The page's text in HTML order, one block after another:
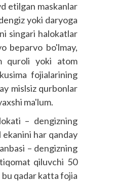
etilgan maskanlar
yoki daryoga
singari halokatlar
beparvo bo'lmay,
quroli yoki atom
fojialarining
mislsiz qurbonlar
ma'lum.
– dengizning
har qanday
– dengizning
qiluvchi 50
qadar katta fojia